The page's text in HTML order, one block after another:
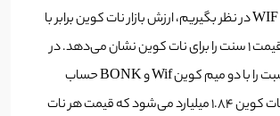
برای نات کوین به WIF در نظر بگیریم، ارزش بازار نات کوین برابر با
1.07 می‌شود که قیمت 1 سنت را برای نات کوین نشان می‌دهد. در
صورتی که این نسبت را با دو میم کوین Wif و BONK حساب
کنیم، ارزش بازار نات کوین 1.84 میلیارد می‌شود که قیمت هر نات